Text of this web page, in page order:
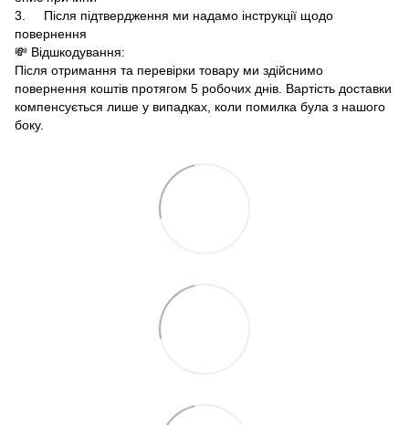
3. Після підтвердження ми надамо інструкції щодо
повернення
💸 Відшкодування:
Після отримання та перевірки товару ми здійснимо
повернення коштів протягом 5 робочих днів. Вартість доставки
компенсується лише у випадках, коли помилка була з нашого
боку.